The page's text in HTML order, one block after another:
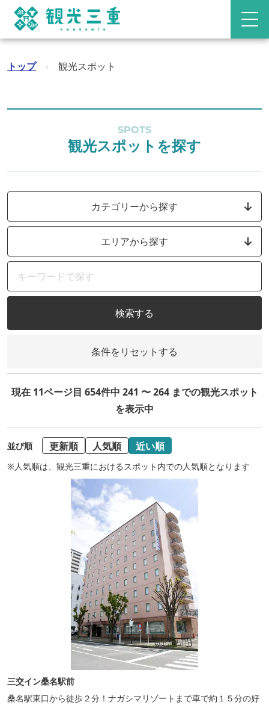
トップ › 観光スポット
SPOTS
観光スポットを探す
カテゴリーから探す
エリアから探す
検索する
条件をリセットする
現在 11ページ目 654件中 241 〜 264 までの観光スポット
を表示中
並び順 更新順 人気順 近い順
※人気順は、観光三重におけるスポット内での人気順となります
三交イン桑名駅前
桑名駅東口から徒歩２分！ナガシマリゾートまで車で約１５分の好